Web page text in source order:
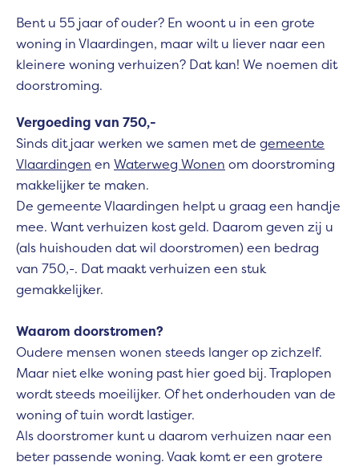
Bent u 55 jaar of ouder? En woont u in een grote
woning in Vlaardingen, maar wilt u liever naar een
kleinere woning verhuizen? Dat kan! We noemen dit
doorstroming.
Vergoeding van 750,-
Sinds dit jaar werken we samen met de gemeente
Vlaardingen en Waterweg Wonen om doorstroming
makkelijker te maken.
De gemeente Vlaardingen helpt u graag een handje
mee. Want verhuizen kost geld. Daarom geven zij u
(als huishouden dat wil doorstromen) een bedrag
van 750,-. Dat maakt verhuizen een stuk
gemakkelijker.
Waarom doorstromen?
Oudere mensen wonen steeds langer op zichzelf.
Maar niet elke woning past hier goed bij. Traplopen
wordt steeds moeilijker. Of het onderhouden van de
woning of tuin wordt lastiger.
Als doorstromer kunt u daarom verhuizen naar een
beter passende woning. Vaak komt er een grotere